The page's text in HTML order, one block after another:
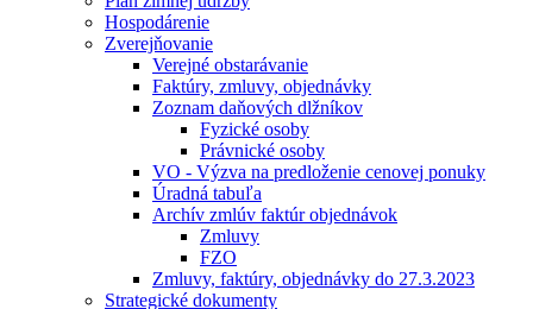
Hospodárenie
Zverejňovanie
Verejné obstarávanie
Faktúry, zmluvy, objednávky
Zoznam daňových dlžníkov
Fyzické osoby
Právnické osoby
VO - Výzva na predloženie cenovej ponuky
Úradná tabuľa
Archív zmlúv faktúr objednávok
Zmluvy
FZO
Zmluvy, faktúry, objednávky do 27.3.2023
Strategické dokumenty